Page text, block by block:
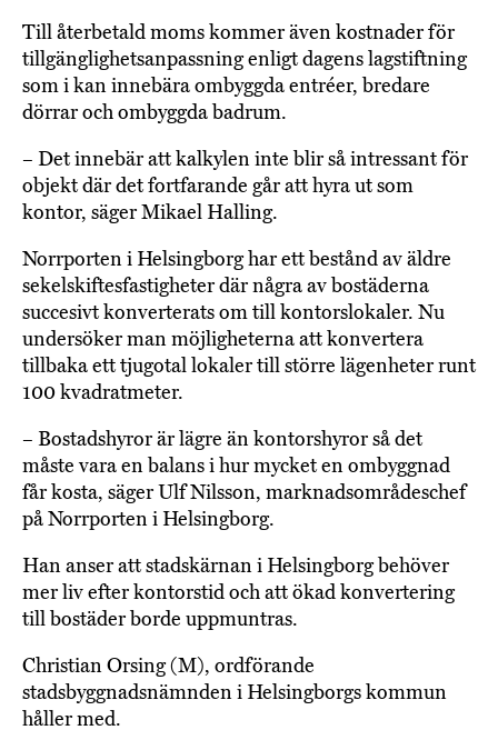
Till återbetald moms kommer även kostnader för
tillgänglighetsanpassning enligt dagens lagstiftning
som i kan innebära ombyggda entréer, bredare
dörrar och ombyggda badrum.
– Det innebär att kalkylen inte blir så intressant för
objekt där det fortfarande går att hyra ut som
kontor, säger Mikael Halling.
Norrporten i Helsingborg har ett bestånd av äldre
sekelskiftesfastigheter där några av bostäderna
succesivt konverterats om till kontorslokaler. Nu
undersöker man möjligheterna att konvertera
tillbaka ett tjugotal lokaler till större lägenheter runt
100 kvadratmeter.
– Bostadshyror är lägre än kontorshyror så det
måste vara en balans i hur mycket en ombyggnad
får kosta, säger Ulf Nilsson, marknadsområdeschef
på Norrporten i Helsingborg.
Han anser att stadskärnan i Helsingborg behöver
mer liv efter kontorstid och att ökad konvertering
till bostäder borde uppmuntras.
Christian Orsing (M), ordförande
stadsbyggnadsnämnden i Helsingborgs kommun
håller med.